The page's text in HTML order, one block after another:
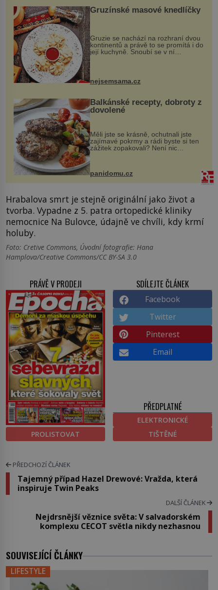
Gruzínské masové knedlíčky
Gruzie se nachází na rozhraní dvou
kontinentů a právě to se promítá i do
její kuchyně. Snoubí se v ní
evropské a asijské chutě a díky tomu
vznikají rozmanité a chuťově bohaté
pokrmy, které rozhodně st...
nejsemsama.cz
Balkánské recepty, dobroty z
dovolené
Měli jste se krásně, ochutnali jste
zajímavé pokrmy a rádi byste si ten
zážitek zopakovali? Není nic
snazšího. Pljeskavica (10 porcí)
Možná jste ji ochutnali na dovolené v
panidomu.cz
Hrabalova smrt je stejně originální jako život a
tvorba. Vypadne z 5. patra ortopedické kliniky
nemocnice Na Bulovce, údajně ve chvíli, kdy krmí
holuby.
Foto: Cretive Commons, Úvodní fotografie: Hana
Hamplova/Creative Commons/CC BY-SA 3.0
PRÁVĚ V PRODEJI
PROLISTOVAT
SDÍLEJTE ČLÁNEK
Facebook
Twitter
Pinterest
Email
PŘEDPLATNÉ
ELEKTRONICKÉ
TIŠTĚNÉ
PŘEDCHOZÍ ČLÁNEK
Tajemný případ Hazel Drewové: Vražda, která
inspiruje Twin Peaks
DALŠÍ ČLÁNEK
Nejdrsnější věznice světa: V salvadorském
komplexu CECOT světla nikdy nezhasnou
SOUVISEJÍCÍ ČLÁNKY
LIFESTYLE